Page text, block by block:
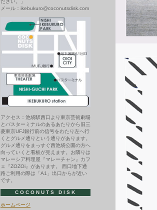
ださい。」
メール：ikebukuro@coconutsdisk.com
アクセス：池袋駅西口より東京芸術劇場
とバスターミナルのあるあたりから旧三
菱東京UFJ銀行前の信号をわたり左へ行
くとグルメ通りという通りがあります。
グルメ通りをまっすぐ西池袋公園の方へ
向っていくと看板が見えます。お隣りは
マレーシア料理屋『マレーチャン』カフ
ェ『ZOZOi』があります。 西口地下通
路ご利用の際は「A1」出口からが近い
です。
COCONUTS DISK
ホームページ